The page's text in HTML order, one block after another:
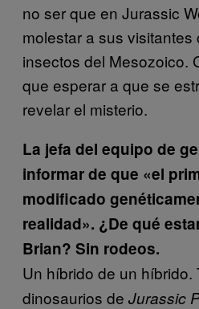
no ser que en Jurassic
molestar a sus
insectos del Mesozoico.
que esperar a que se
revelar el misterio.
La jefa del equipo de
informar de que «el
modificado
realidad». ¿De qué
Brian? Sin rodeos.
Un híbrido de un híbrido.
dinosaurios de Jurassic